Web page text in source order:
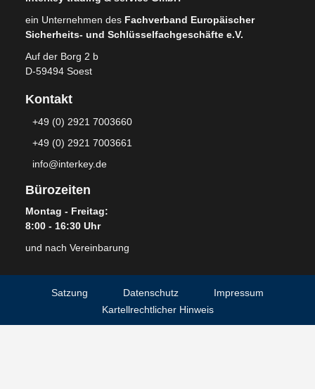
ein Unternehmen des Fachverband Europäischer
Sicherheits- und Schlüsselfachgeschäfte e.V.
Auf der Borg 2 b
D-59494 Soest
Kontakt
+49 (0) 2921 7003660
+49 (0) 2921 7003661
info@interkey.de
Bürozeiten
Montag - Freitag:
8:00 - 16:30 Uhr
und nach Vereinbarung
Satzung Datenschutz
Impressum
Kartellrechtlicher Hinweis